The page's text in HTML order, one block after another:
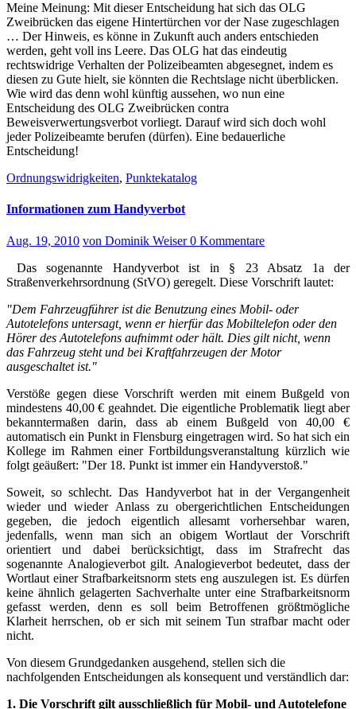
Meine Meinung: Mit dieser Entscheidung hat sich das OLG
Zweibrücken das eigene Hintertürchen vor der Nase zugeschlagen
… Der Hinweis, es könne in Zukunft auch anders entschieden
werden, geht voll ins Leere. Das OLG hat das eindeutig
rechtswidrige Verhalten der Polizeibeamten abgesegnet, indem es
diesen zu Gute hielt, sie könnten die Rechtslage nicht überblicken.
Wie wird das denn wohl künftig aussehen, wo nun eine
Entscheidung des OLG Zweibrücken contra
Beweisverwertungsverbot vorliegt. Darauf wird sich doch wohl
jeder Polizeibeamte berufen (dürfen). Eine bedauerliche
Entscheidung!
Ordnungswidrigkeiten, Punktekatalog
Informationen zum Handyverbot
Aug. 19, 2010 von Dominik Weiser0 Kommentare
Das sogenannte Handyverbot ist in § 23 Absatz 1a der
Straßenverkehrsordnung (StVO) geregelt. Diese Vorschrift lautet:
"Dem Fahrzeugführer ist die Benutzung eines Mobil- oder
Autotelefons untersagt, wenn er hierfür das Mobiltelefon oder den
Hörer des Autotelefons aufnimmt oder hält. Dies gilt nicht, wenn
das Fahrzeug steht und bei Kraftfahrzeugen der Motor
ausgeschaltet ist."
Verstöße gegen diese Vorschrift werden mit einem Bußgeld von
mindestens 40,00 € geahndet. Die eigentliche Problematik liegt aber
bekanntermaßen darin, dass ab einem Bußgeld von 40,00 €
automatisch ein Punkt in Flensburg eingetragen wird. So hat sich ein
Kollege im Rahmen einer Fortbildungsveranstaltung kürzlich wie
folgt geäußert: "Der 18. Punkt ist immer ein Handyverstoß."
Soweit, so schlecht. Das Handyverbot hat in der Vergangenheit
wieder und wieder Anlass zu obergerichtlichen Entscheidungen
gegeben, die jedoch eigentlich allesamt vorhersehbar waren,
jedenfalls, wenn man sich an obigem Wortlaut der Vorschrift
orientiert und dabei berücksichtigt, dass im Strafrecht das
sogenannte Analogieverbot gilt. Analogieverbot bedeutet, dass der
Wortlaut einer Strafbarkeitsnorm stets eng auszulegen ist. Es dürfen
keine ähnlich gelagerten Sachverhalte unter eine Strafbarkeitsnorm
gefasst werden, denn es soll beim Betroffenen größtmögliche
Klarheit herrschen, ob er sich mit seinem Tun strafbar macht oder
nicht.
Von diesem Grundgedanken ausgehend, stellen sich die
nachfolgenden Entscheidungen als konsequent und verständlich dar:
1. Die Vorschrift gilt ausschließlich für Mobil- und Autotelefone